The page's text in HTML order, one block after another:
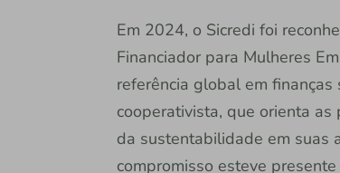
Em 2024, o Sicredi foi
Financiador para Mulheres
referência global em
cooperativista, que orienta
da sustentabilidade em suas
compromisso esteve